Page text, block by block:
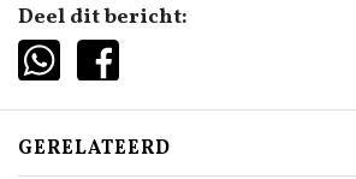
Deel dit bericht:
GERELATEERD